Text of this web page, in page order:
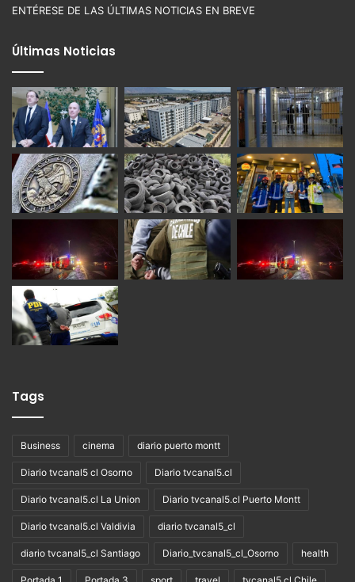
ENTÉRESE DE LAS ÚLTIMAS NOTICIAS EN BREVE
Últimas Noticias
Tags
Business cinema diario puerto montt
Diario tvcanal5 cl Osorno Diario tvcanal5.cl
Diario tvcanal5.cl La Union Diario tvcanal5.cl Puerto Montt
Diario tvcanal5.cl Valdivia diario tvcanal5_cl
diario tvcanal5_cl Santiago Diario_tvcanal5_cl_Osorno health